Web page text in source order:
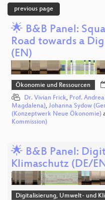
previous page
🌟 B&B Panel:
Road towards a
(EN)
Ökonomie und Ressourcen
Dr. Vivian Frick, Prof.
Magdalena), Johanna Sydow
(Konzeptwerk Neue Ökonomie)
Kommission)
🌟 B&B Panel:
Klimaschutz (DE/
Digitalisierung, Umwelt- und